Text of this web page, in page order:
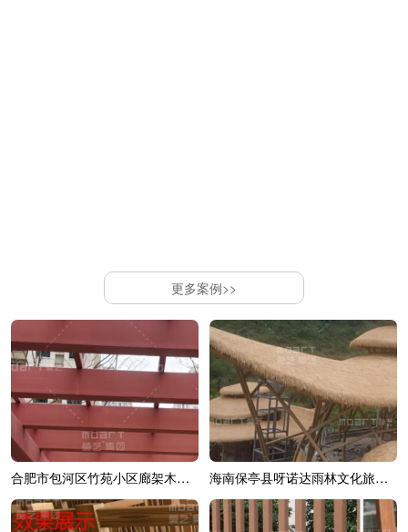
更多案例>>
合肥市包河区竹苑小区廊架木纹漆效果展示 海南保亭县呀诺达雨林文化旅游区综合造...